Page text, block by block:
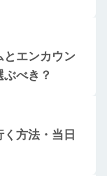
とエンカウン
べき？
方法・当日